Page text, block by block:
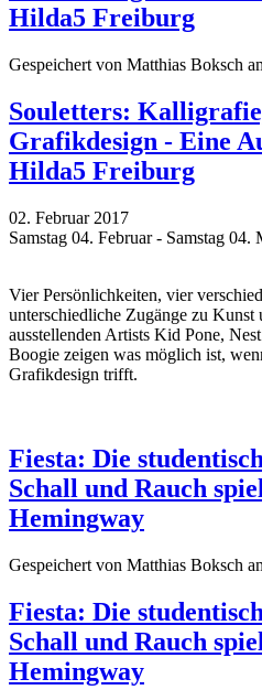
Hilda5 Freiburg
Gespeichert von Matthias Boksch
Souletters:
Grafikdesign - Eine
Hilda5 Freiburg
02. Februar 2017
Samstag 04. Februar - Samstag
Vier Persönlichkeiten, vier
unterschiedliche Zugänge zu
ausstellenden Artists Kid Pone,
Boogie zeigen was möglich ist,
Grafikdesign trifft.
Fiesta: Die
Schall und Rauch
Hemingway
Gespeichert von Matthias Boksch
Fiesta: Die
Schall und Rauch
Hemingway